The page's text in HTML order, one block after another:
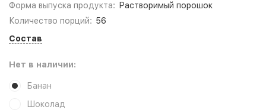
Форма выпуска продукта:
Растворимый порошок
Количество порций: 56
Состав
Нет в наличии:
Банан
Шоколад